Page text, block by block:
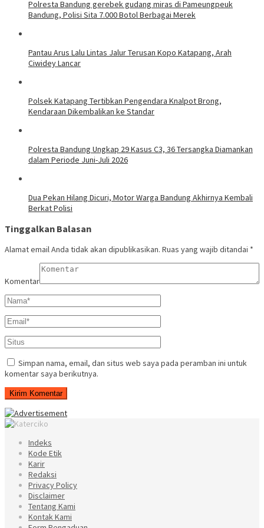
Polresta Bandung gerebek gudang miras di Pameungpeuk
Bandung, Polisi Sita 7.000 Botol Berbagai Merek
Pantau Arus Lalu Lintas Jalur Terusan Kopo Katapang, Arah
Ciwidey Lancar
Polsek Katapang Tertibkan Pengendara Knalpot Brong,
Kendaraan Dikembalikan ke Standar
Polresta Bandung Ungkap 29 Kasus C3, 36 Tersangka Diamankan
dalam Periode Juni-Juli 2026
Dua Pekan Hilang Dicuri, Motor Warga Bandung Akhirnya Kembali
Berkat Polisi
Tinggalkan Balasan
Alamat email Anda tidak akan dipublikasikan. Ruas yang wajib ditandai *
Komentar
Simpan nama, email, dan situs web saya pada peramban ini untuk
komentar saya berikutnya.
Indeks
Kode Etik
Karir
Redaksi
Privacy Policy
Disclaimer
Tentang Kami
Kontak Kami